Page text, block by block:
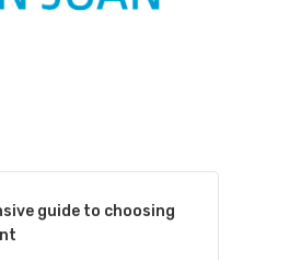
guide to choosing